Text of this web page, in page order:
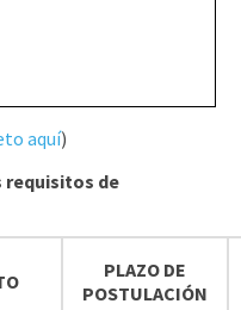
aquí)
requisitos de
PLAZO DE
POSTULACIÓN